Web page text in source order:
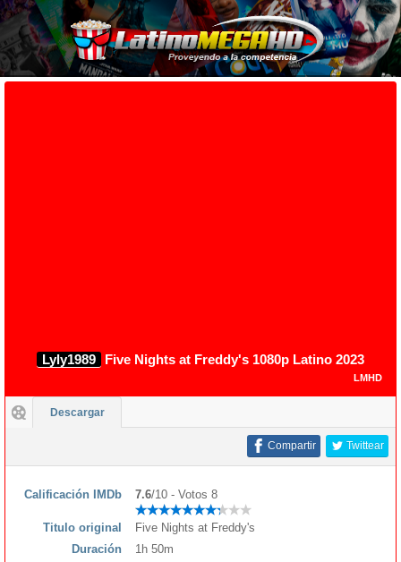
Lyly1989 Five Nights at Freddy's 1080p Latino 2023
LMHD
Descargar
Twittear
Compartir
Calificación IMDb 7.6/10 - Votos 8
Titulo original
Five Nights at Freddy's
Duración
1h 50m